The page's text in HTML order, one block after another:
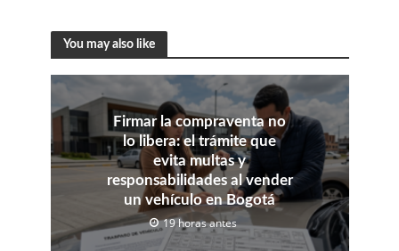
You may also like
Firmar la compraventa no
lo libera: el trámite que
evita multas y
responsabilidades al vender
un vehículo en Bogotá
19 horas antes